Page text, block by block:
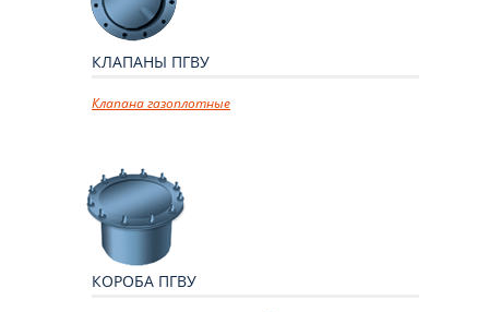
КЛАПАНЫ ПГВУ
Клапана газоплотные
КОРОБА ПГВУ